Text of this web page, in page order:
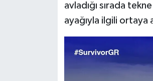
avladığı sırada
ayağıyla ilgili ortaya